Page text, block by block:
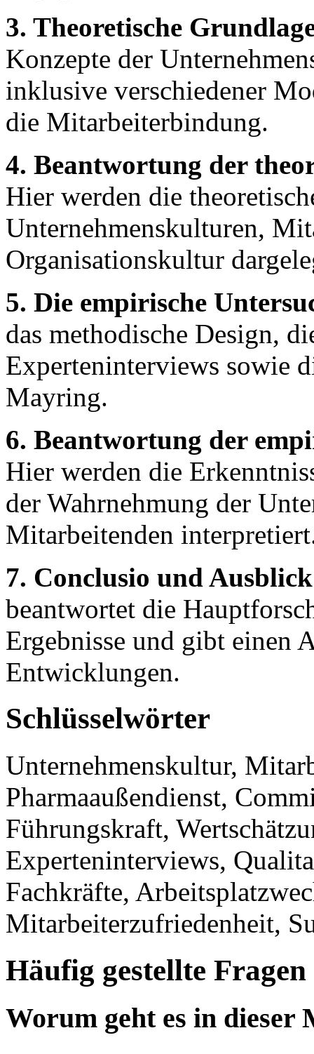
3. Theoretische
Konzepte der
inklusive verschiedener
die Mitarbeiterbindung.
4. Beantwortung der
Hier werden die
Unternehmenskulturen,
Organisationskultur
5. Die empirische
das methodische Design,
Experteninterviews sowie
Mayring.
6. Beantwortung der
Hier werden die
der Wahrnehmung der
Mitarbeitenden
7. Conclusio und
beantwortet die
Ergebnisse und gibt einen
Entwicklungen.
Schlüsselwörter
Unternehmenskultur,
Pharmaaußendienst,
Führungskraft,
Experteninterviews,
Fachkräfte,
Mitarbeiterzufriedenheit,
Häufig gestellte Fragen
Worum geht es in dieser